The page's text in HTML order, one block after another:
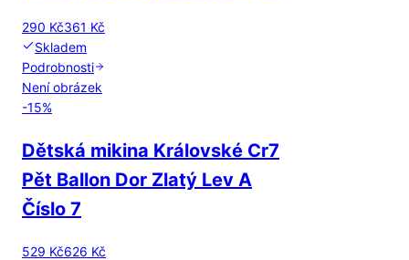
290 Kč361 Kč
Skladem
Podrobnosti
Není obrázek
-15%
Dětská mikina Královské Cr7
Pět Ballon Dor Zlatý Lev A
Číslo 7
529 Kč626 Kč